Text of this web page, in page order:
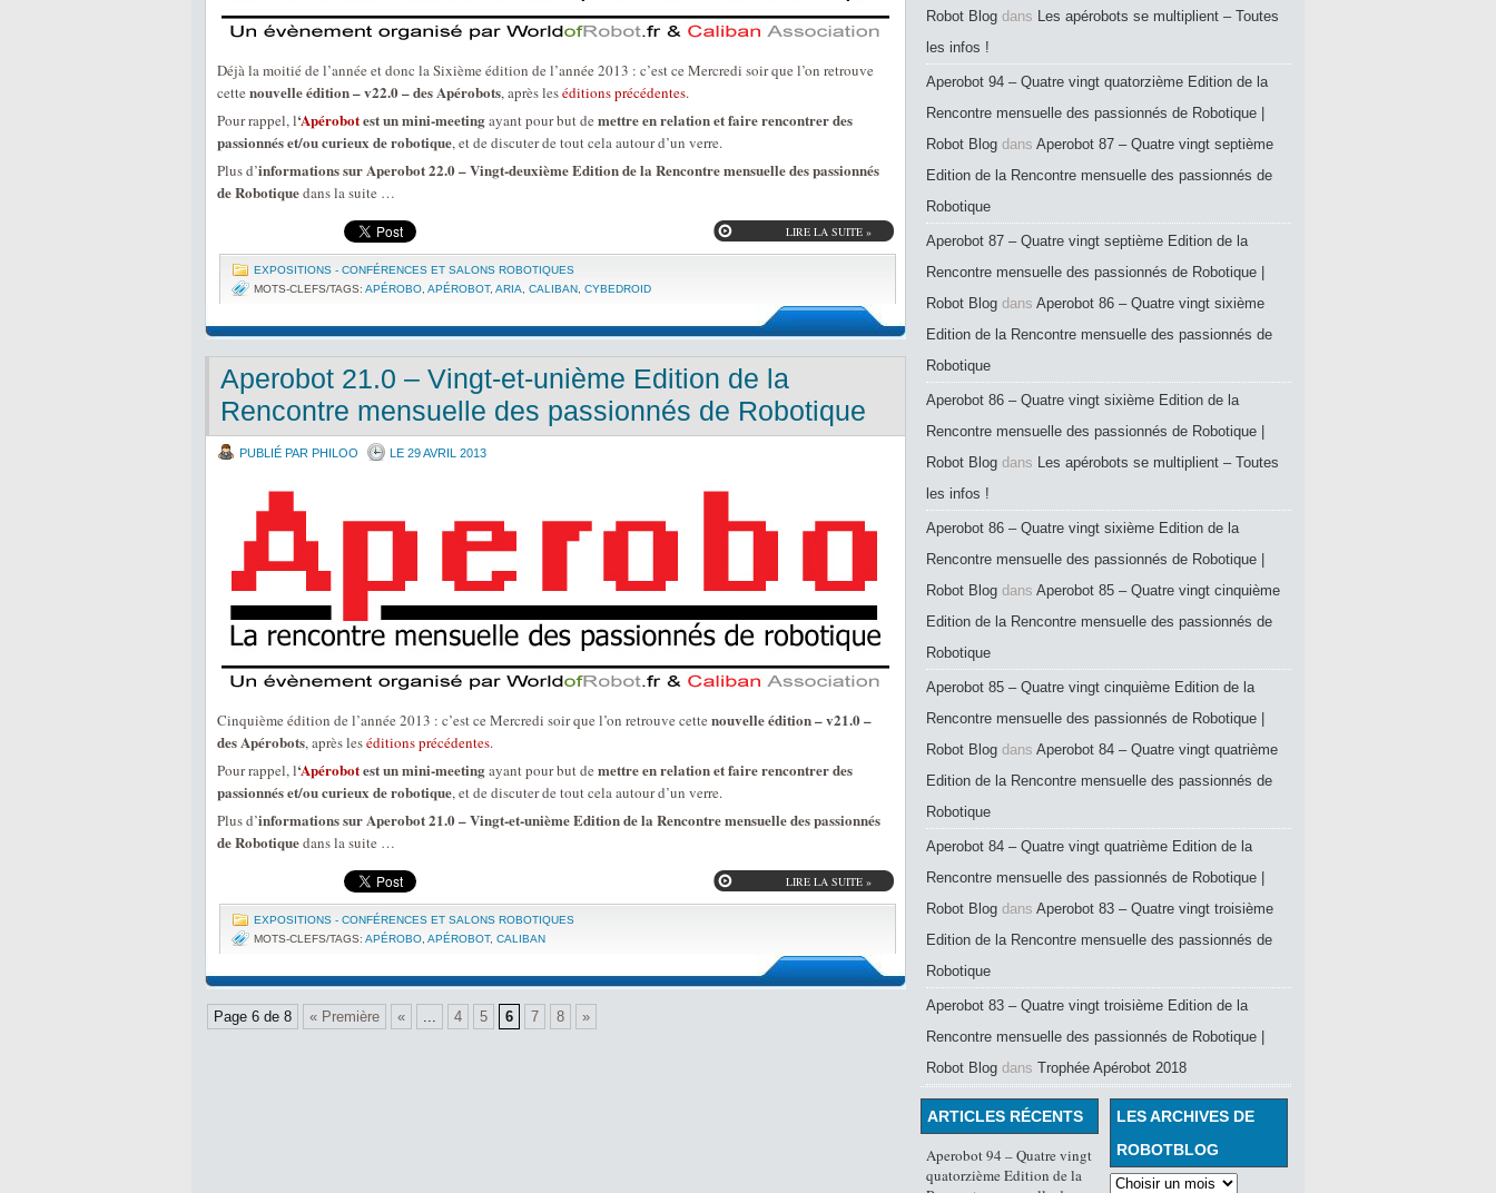
Déjà la moitié de l’année et donc la Sixième édition de l’année 2013 : c’est ce Mercredi soir que l’on retrouve
cette nouvelle édition – v22.0 – des Apérobots, après leséditions précédentes.
Pour rappel, l‘Apérobotest un mini-meetingayant pour but de mettre en relation et faire rencontrer des
passionnés et/ou curieux de robotique, et de discuter de tout cela autour d’un verre.
Plus d’informations sur Aperobot 22.0 – Vingt-deuxième Edition de la Rencontre mensuelle des passionnés
de Robotiquedans la suite …
LIRE LA SUITE »
EXPOSITIONS - CONFÉRENCES ET SALONS ROBOTIQUES
MOTS-CLEFS/TAGS: APÉROBO APÉROBOT, ARIA CALIBAN CYBEDROID
Aperobot 21.0 – Vingt-et-unième Edition de la
Rencontre mensuelle des passionnés de Robotique
PUBLIÉ PAR PHILOO LE 29 AVRIL 2013
Cinquième édition de l’année 2013 : c’est ce Mercredi soir que l’on retrouve cette nouvelle édition – v21.0 –
des Apérobots, après leséditions précédentes.
Pour rappel, l‘Apérobotest un mini-meetingayant pour but de mettre en relation et faire rencontrer des
passionnés et/ou curieux de robotique, et de discuter de tout cela autour d’un verre.
Plus d’informations sur Aperobot 21.0 – Vingt-et-unième Edition de la Rencontre mensuelle des passionnés
de Robotiquedans la suite …
LIRE LA SUITE »
EXPOSITIONS - CONFÉRENCES ET SALONS ROBOTIQUES
MOTS-CLEFS/TAGS: APÉROBO APÉROBOT, CALIBAN
Page 6 de 8 « Première « ... 4 5 6 7 8 »
Robot Blog dans Les apérobots se multiplient – Toutes
les infos !
Aperobot 94 – Quatre vingt quatorzième Edition de la
Rencontre mensuelle des passionnés de Robotique |
Robot Blog dans Aperobot 87 – Quatre vingt septième
Edition de la Rencontre mensuelle des passionnés de
Robotique
Aperobot 87 – Quatre vingt septième Edition de la
Rencontre mensuelle des passionnés de Robotique |
Robot Blog dans Aperobot 86 – Quatre vingt sixième
Edition de la Rencontre mensuelle des passionnés de
Robotique
Aperobot 86 – Quatre vingt sixième Edition de la
Rencontre mensuelle des passionnés de Robotique |
Robot Blog dans Les apérobots se multiplient – Toutes
les infos !
Aperobot 86 – Quatre vingt sixième Edition de la
Rencontre mensuelle des passionnés de Robotique |
Robot Blog dans Aperobot 85 – Quatre vingt cinquième
Edition de la Rencontre mensuelle des passionnés de
Robotique
Aperobot 85 – Quatre vingt cinquième Edition de la
Rencontre mensuelle des passionnés de Robotique |
Robot Blog dans Aperobot 84 – Quatre vingt quatrième
Edition de la Rencontre mensuelle des passionnés de
Robotique
Aperobot 84 – Quatre vingt quatrième Edition de la
Rencontre mensuelle des passionnés de Robotique |
Robot Blog dans Aperobot 83 – Quatre vingt troisième
Edition de la Rencontre mensuelle des passionnés de
Robotique
Aperobot 83 – Quatre vingt troisième Edition de la
Rencontre mensuelle des passionnés de Robotique |
Robot Blog dans Trophée Apérobot 2018
LES ARCHIVES DE
ROBOTBLOG
ARTICLES RÉCENTS
Aperobot 94 – Quatre vingt
quatorzième Edition de la